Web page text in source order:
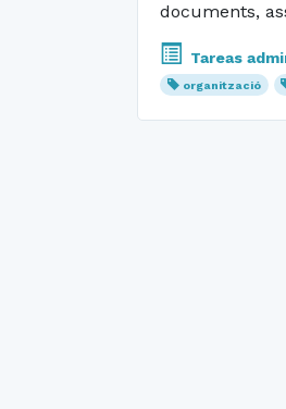
documents,
Tareas
organització